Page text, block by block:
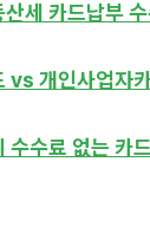
세 카드납부
vs 개인사업자
수수료 없는 카